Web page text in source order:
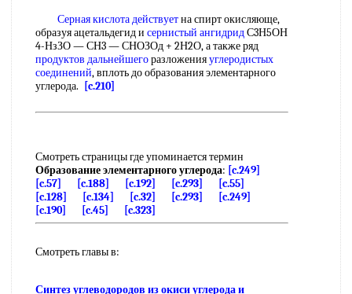
Серная кислота действуетна спирт окисляюще,
образуя ацетальдегид и сернистый ангидридС3Н5ОН
4-НзЗО — СН3 — СНОЗОд + 2Н2О, а также ряд
продуктов дальнейшегоразложенияуглеродистых
соединений, вплоть до образования элементарного
углерода.
[c.210]
Смотреть страницы где упоминается термин
Образование элементарного углерода: [c.249]
[c.57]
[c.188] [c.192] [c.293]
[c.55]
[c.128]
[c.134] [c.32] [c.293]
[c.249]
[c.190]
[c.45] [c.323]
Смотреть главы в:
Синтез углеводородов из окиси углерода и